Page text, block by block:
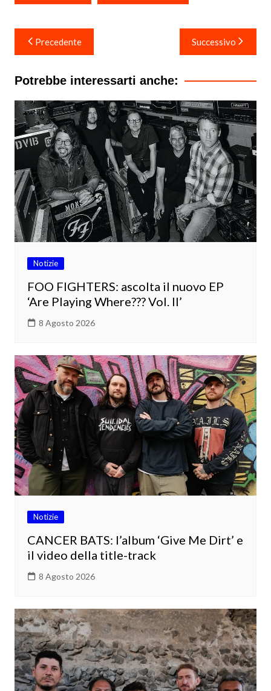
Navigazione
articoli
Precedente Successivo
Potrebbe interessarti anche:
Notizie
FOO FIGHTERS: ascolta il nuovo EP
‘Are Playing Where??? Vol. II’
8 Agosto 2026
Notizie
CANCER BATS: l’album ‘Give Me Dirt’ e
il video della title-track
8 Agosto 2026